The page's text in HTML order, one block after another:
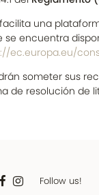
una
se encuentra
ec.europa.eu/
someter sus
de resolución de
Follow us!